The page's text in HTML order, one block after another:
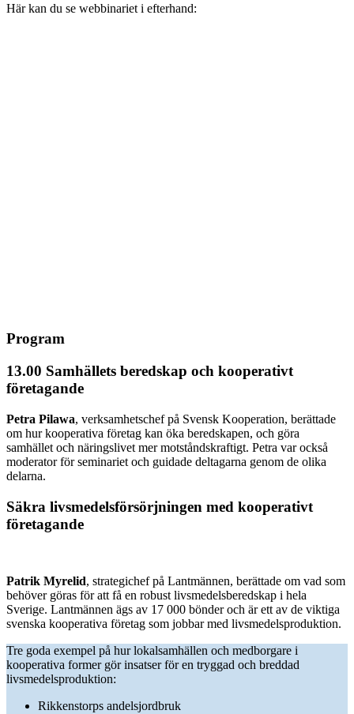
Här kan du se webbinariet i efterhand:
Program
13.00 Samhällets beredskap och kooperativt
företagande
Petra Pilawa, verksamhetschef på Svensk Kooperation, berättade
om hur kooperativa företag kan öka beredskapen, och göra
samhället och näringslivet mer motståndskraftigt. Petra var också
moderator för seminariet och guidade deltagarna genom de olika
delarna.
Säkra livsmedelsförsörjningen med kooperativt
företagande
Patrik Myrelid, strategichef på Lantmännen, berättade om vad som
behöver göras för att få en robust livsmedelsberedskap i hela
Sverige. Lantmännen ägs av 17 000 bönder och är ett av de viktiga
svenska kooperativa företag som jobbar med livsmedelsproduktion.
Tre goda exempel på hur lokalsamhällen och medborgare i
kooperativa former gör insatser för en tryggad och breddad
livsmedelsproduktion:
Rikkenstorps andelsjordbruk